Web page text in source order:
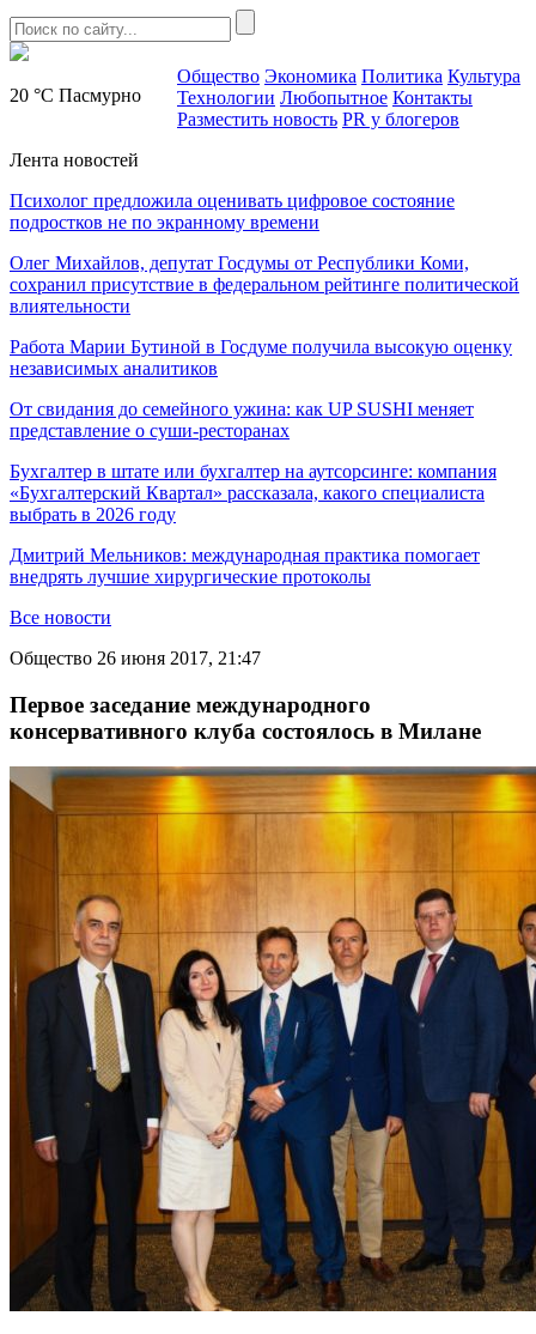
20 °C Пасмурно
Общество Экономика Политика Культура
Технологии Любопытное Контакты
Разместить новость PR у блогеров
Лента новостей
Психолог предложила оценивать цифровое состояние
подростков не по экранному времени
Олег Михайлов, депутат Госдумы от Республики Коми,
сохранил присутствие в федеральном рейтинге политической
влиятельности
Работа Марии Бутиной в Госдуме получила высокую оценку
независимых аналитиков
От свидания до семейного ужина: как UP SUSHI меняет
представление о суши-ресторанах
Бухгалтер в штате или бухгалтер на аутсорсинге: компания
«Бухгалтерский Квартал» рассказала, какого специалиста
выбрать в 2026 году
Дмитрий Мельников: международная практика помогает
внедрять лучшие хирургические протоколы
Все новости
Общество 26 июня 2017, 21:47
Первое заседание международного
консервативного клуба состоялось в Милане